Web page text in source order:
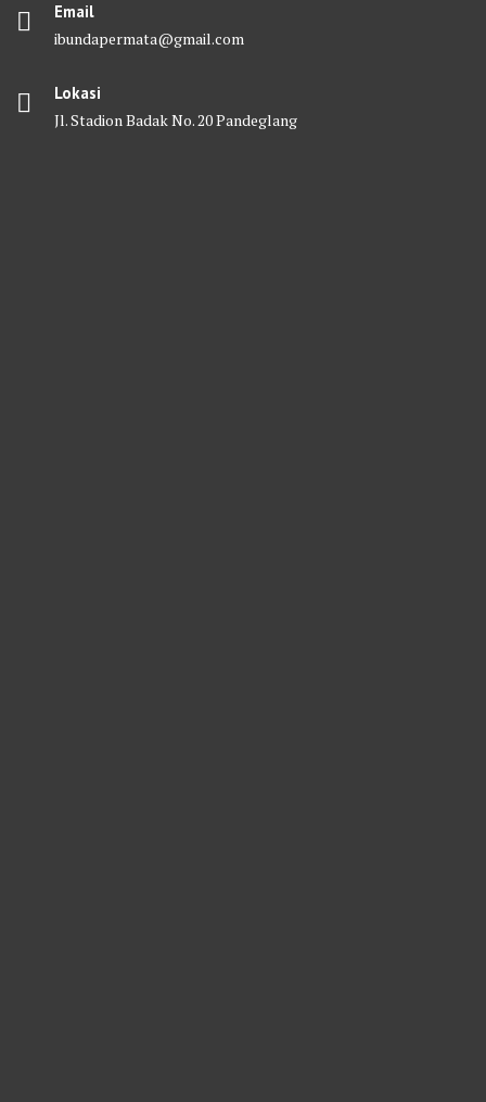
Email
ibundapermata@gmail.com
Lokasi
Jl. Stadion Badak No. 20 Pandeglang